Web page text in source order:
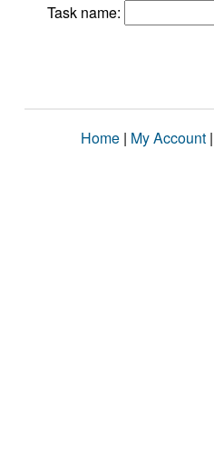
Task name:
Home | My Account |